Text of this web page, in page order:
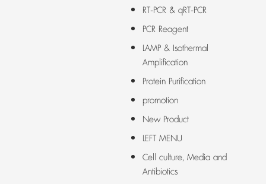
RT-PCR & qRT-PCR
PCR Reagent
LAMP & Isothermal
Amplification
Protein Purification
promotion
New Product
LEFT MENU
Cell culture, Media and
Antibiotics